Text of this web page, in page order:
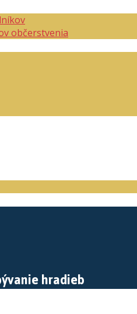
občerstvenia
hradieb